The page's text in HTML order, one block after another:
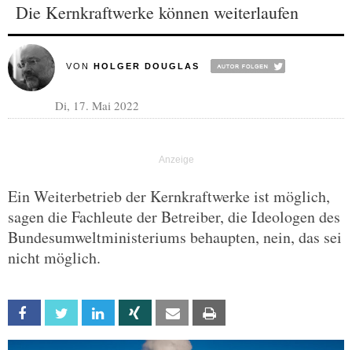
Die Kernkraftwerke können weiterlaufen
VON HOLGER DOUGLAS
Di, 17. Mai 2022
Ein Weiterbetrieb der Kernkraftwerke ist möglich,
sagen die Fachleute der Betreiber, die Ideologen des
Bundesumweltministeriums behaupten, nein, das sei
nicht möglich.
Facebook Twitter Linkedin Xing Email